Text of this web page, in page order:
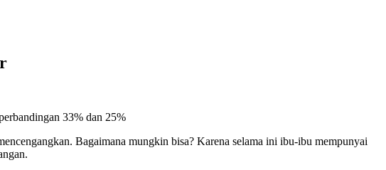
33% dan 25%
Bagaimana mungkin bisa? Karena selama ini ibu-ibu mempunyai